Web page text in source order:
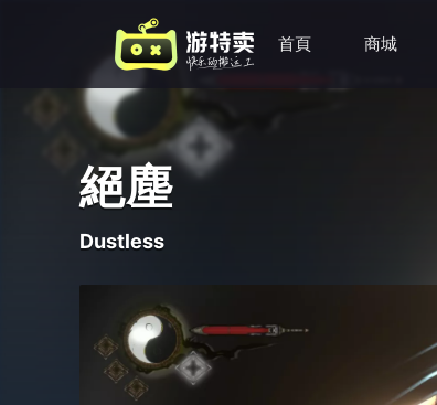
首頁 商城
絕塵
Dustless